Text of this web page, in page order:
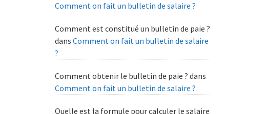
Comment on fait un bulletin de salaire ?
Comment est constitué un bulletin de paie ?
dansComment on fait un bulletin de salaire
?
Comment obtenir le bulletin de paie ? dans
Comment on fait un bulletin de salaire ?
Quelle est la formule pour calculer le salaire